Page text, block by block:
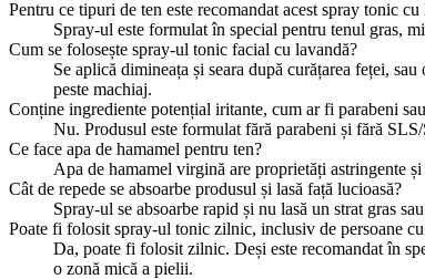
Pentru ce tipuri de ten este recomandat acest spray tonic cu
Spray-ul este formulat în special pentru tenul gras,
Cum se folosește spray-ul tonic facial cu lavandă?
Se aplică dimineața și seara după curățarea feței,
peste machiaj.
Conține ingrediente potențial iritante, cum ar fi parabeni
Nu. Produsul este formulat fără parabeni și fără
Ce face apa de hamamel pentru ten?
Apa de hamamel virgină are proprietăți astringente
Cât de repede se absoarbe produsul și lasă față lucioasă?
Spray-ul se absoarbe rapid și nu lasă un strat gras
Poate fi folosit spray-ul tonic zilnic, inclusiv de persoane
Da, poate fi folosit zilnic. Deși este recomandat în
o zonă mică a pielii.